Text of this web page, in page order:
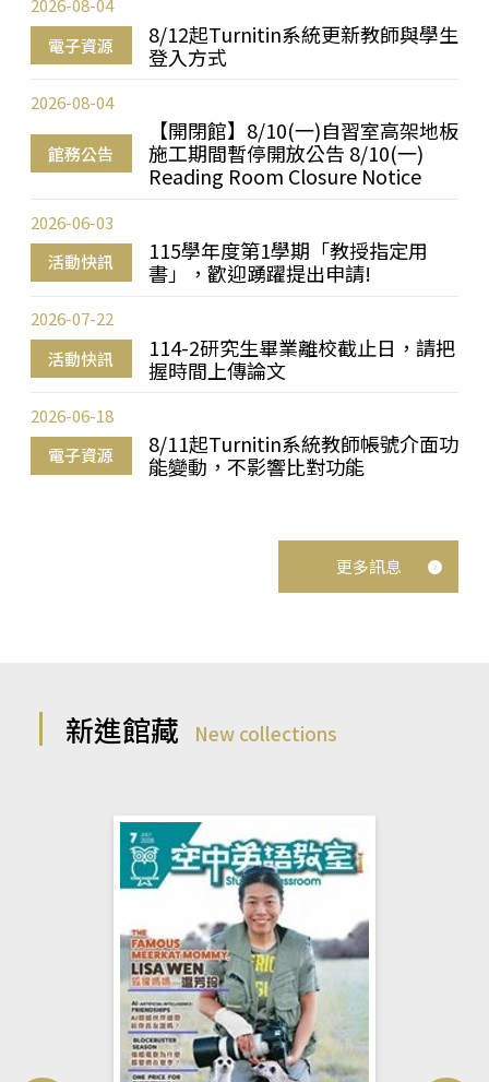
電子資源
8/12起Turnitin系統更新教師與學生
登入方式
2026-08-04
館務公告
【開閉館】8/10(一)自習室高架地板
施工期間暫停開放公告 8/10(一)
Reading Room Closure Notice
2026-08-04
活動快訊
115學年度第1學期「教授指定用
書」，歡迎踴躍提出申請!
2026-06-03
活動快訊
114-2研究生畢業離校截止日，請把
握時間上傳論文
2026-07-22
電子資源
8/11起Turnitin系統教師帳號介面功
能變動，不影響比對功能
2026-06-18
更多訊息
新進館藏 New collections